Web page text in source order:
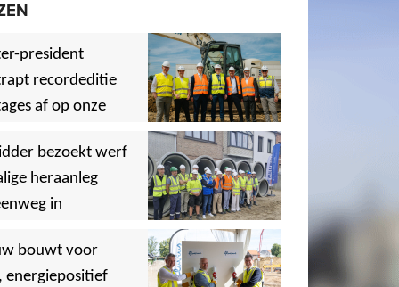
president
recordeditie
af op onze
,
,
bezoekt werf
heraanleg
in
,
bouwt voor
energiepositief